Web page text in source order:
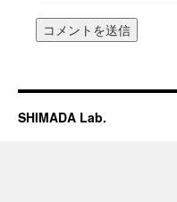
SHIMADA Lab.